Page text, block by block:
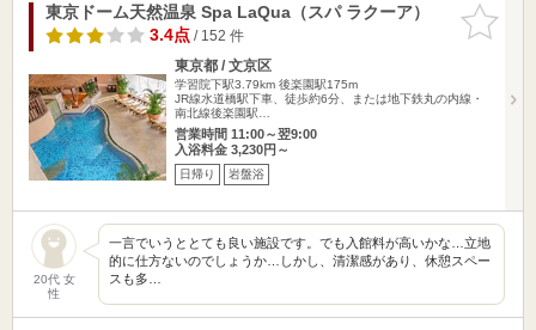
お気に入
りに追加
東京ドーム天然温泉 Spa LaQua（スパ ラクーア）
3.4点/ 152 件
東京都 / 文京区
学習院下駅3.79km 後楽園駅175m
JR線水道橋駅下車、徒歩約6分、または地下鉄丸の内線・
南北線後楽園駅…
営業時間 11:00～翌9:00
入浴料金 3,230円～
日帰り 岩盤浴
20代 女
性
一言でいうととても良い施設です。でも入館料が高いかな…立地
的に仕方ないのでしょうか…しかし、清潔感があり、休憩スペー
スも多…